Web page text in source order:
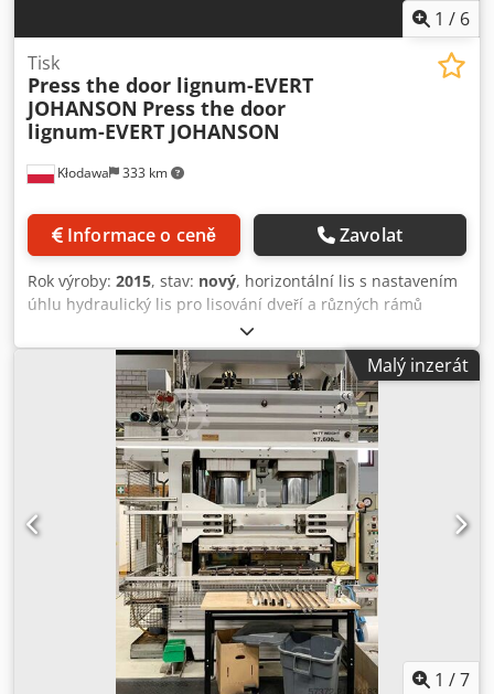
1 / 6
Kłodawa 333 km
Tisk
Press the door lignum-EVERT
JOHANSON Press the door
lignum-EVERT JOHANSON
Informace o ceně Zavolat
Rok výroby: 2015, stav: nový, horizontální lis s nastavením
úhlu hydraulický lis pro lisování dveří a různých rámů
Lignum-evert Johanson karosářské závody použité 2015
Značka: Csdpfx Akscczuqoqorf Lignum-evert Model:
Johanson Popis: Vůz značky Johanson je vyroben z
kvalitního materiálu: Stiskněte dveře lignum-EVERT
JOHANSON Výrobce: JOHNSONON, s.r.o: lignum-EVERT
JOHANSON Rok výroby: 2015 r Stav stroje: velmi dobrý
Offsetpe: nová řada strojů Umístění: Polsko Technické
údaje: Tlačítkové dveře lignum-EVERT JOHANSON TPBH
2300X1300 Konstrukce pro spojení vnitřních a vnějších
dveří " Od firmy Lignum-Evert Johanson --- pneumaticko-
hydraulický lis maximální rozměr lepení: délka 2330 mm
šířka 1330 mm nastavitelný pracovní tlak a velikost
lepených dveří. na zařízení je poskytována jednoletá záruka
Malý inzerát
1 /7